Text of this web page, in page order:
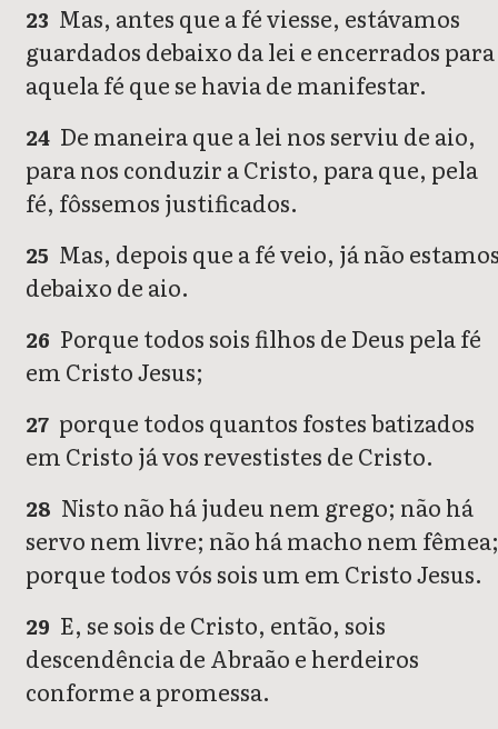
23 Mas, antes que a fé viesse, estávamos
guardados debaixo da lei e encerrados para
aquela fé que se havia de manifestar.
24 De maneira que a lei nos serviu de aio,
para nos conduzir a Cristo, para que, pela
fé, fôssemos justificados.
25 Mas, depois que a fé veio, já não
debaixo de aio.
26 Porque todos sois filhos de Deus pela fé
em Cristo Jesus;
27 porque todos quantos fostes batizados
em Cristo já vos revestistes de Cristo.
28 Nisto não há judeu nem grego; não há
servo nem livre; não há macho nem fêmea;
porque todos vós sois um em Cristo Jesus.
29 E, se sois de Cristo, então, sois
descendência de Abraão e herdeiros
conforme a promessa.